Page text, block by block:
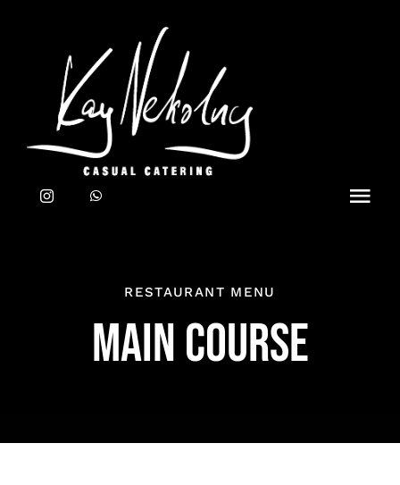
RESTAURANT MENU
MAIN COURSE